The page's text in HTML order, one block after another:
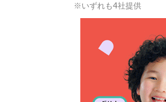
※いずれも4社提供